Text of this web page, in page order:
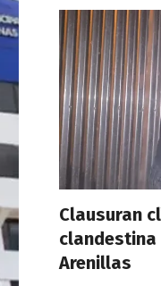
Clausuran
clandestina
Arenillas